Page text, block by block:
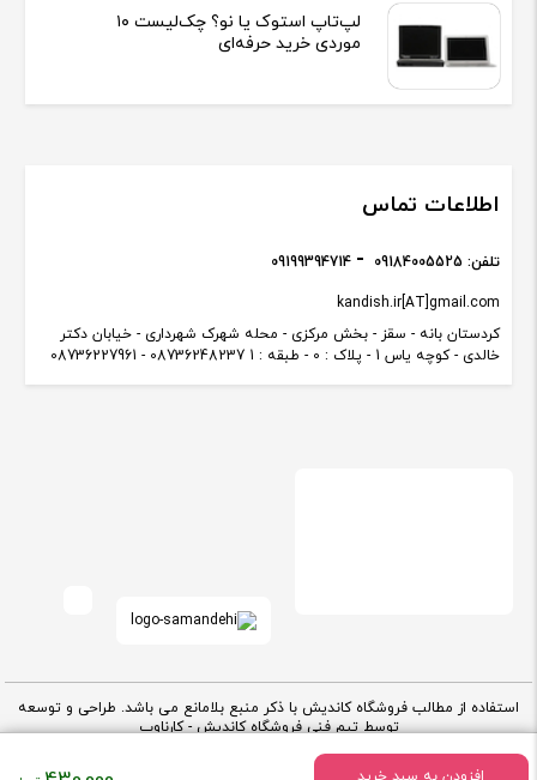
لپ‌تاپ استوک یا نو؟ چک‌لیست ۱۰
موردی خرید حرفه‌ای
اطلاعات تماس
کردستان بانه - سقز - بخش مرکزی - محله شهرک شهرداری - خیابان دکتر
خالدی - کوچه یاس 1 - پلاک : 0 - طبقه : 1 08736248237 - 08736227961
kandish.ir[AT]gmail.com
تلفن: 09184005525
09199394714
استفاده از مطالب فروشگاه کاندیش با ذکر منبع بلامانع می باشد. طراحی و توسعه
توسط تیم فنی فروشگاه کاندیش -کارناوب